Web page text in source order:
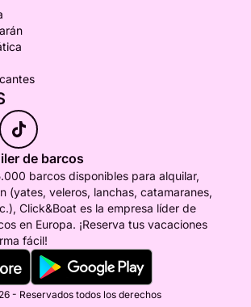
de barcos
barcos disponibles para alquilar,
(yates, veleros, lanchas, catamaranes,
Click&Boat es la empresa líder de
en Europa. ¡Reserva tus vacaciones
fácil!
- Reservados todos los derechos